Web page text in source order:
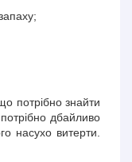
потрібно знайти
дбайливо
насухо витерти.